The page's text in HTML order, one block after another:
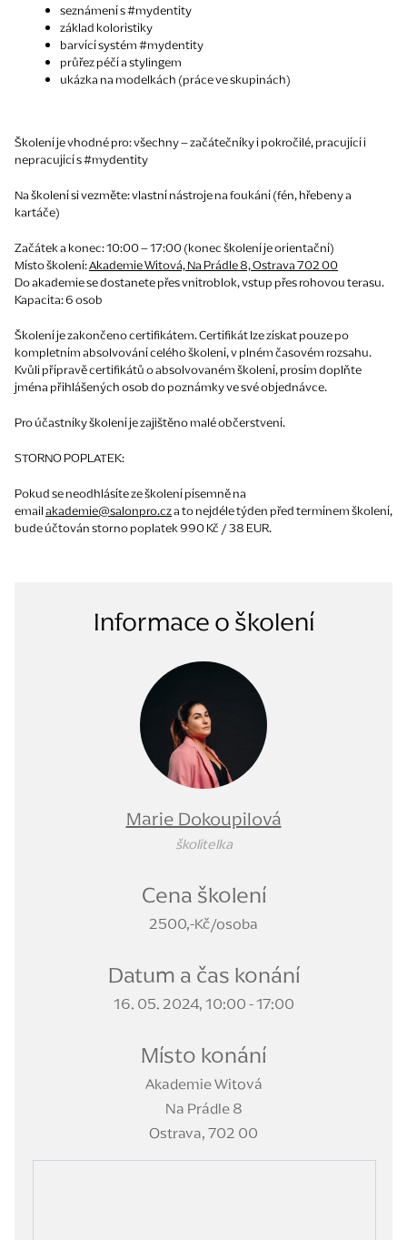
seznámení s #mydentity
základ koloristiky
barvící systém #mydentity
průřez péčí a stylingem
ukázka na modelkách (práce ve skupinách)
Školení je vhodné pro:všechny – začátečníky i pokročilé, pracující i
nepracující s #mydentity
Na školení si vezměte:vlastní nástroje na foukání (fén, hřebeny a
kartáče)
Začátek a konec:10:00 – 17:00 (konec školení je orientační)
Místo školení:Akademie Witová, Na Prádle 8, Ostrava 702 00
Do akademie se dostanete přes vnitroblok, vstup přes rohovou terasu.
Kapacita:6 osob
Školení je zakončenocertifikátem.Certifikát lze získat pouze po
kompletním absolvování celého školení, v plném časovém rozsahu.
Kvůli přípravě certifikátů o absolvovaném školení, prosím doplňte
jména přihlášených osob do poznámky ve své objednávce.
Pro účastníky školení je zajištěnomalé občerstvení.
STORNO POPLATEK:
Pokud se neodhlásíte ze školení písemně na
emailakademie@salonpro.cza to nejdéle týden před termínem školení,
bude účtován storno poplatek 990 Kč / 38 EUR.
Informace o školení
Marie Dokoupilová
školitelka
Cena školení
2500,-Kč/osoba
Datum a čas konání
16. 05. 2024, 10:00 - 17:00
Místo konání
Akademie Witová
Na Prádle 8
Ostrava, 702 00